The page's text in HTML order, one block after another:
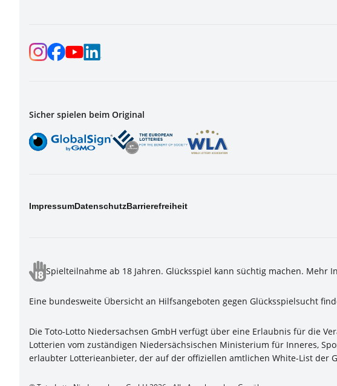
Sicher spielen beim Original
ImpressumDatenschutzBarrierefreiheit
Spielteilnahme ab 18 Jahren. Glücksspiel kann süchtig machen. Mehr
Eine bundesweite Übersicht an Hilfsangeboten gegen Glücksspielsucht
Die Toto-Lotto Niedersachsen GmbH verfügt über eine Erlaubnis für die
Lotterien vom zuständigen Niedersächsischen Ministerium für Inneres,
erlaubter Lotterieanbieter, der auf der offiziellen amtlichen White-List der